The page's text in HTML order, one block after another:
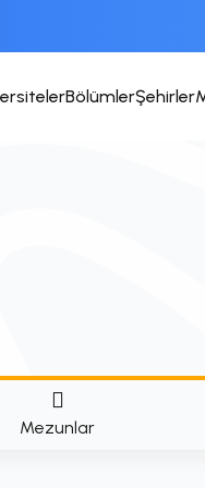
BölümlerŞehirler
Mezunlar